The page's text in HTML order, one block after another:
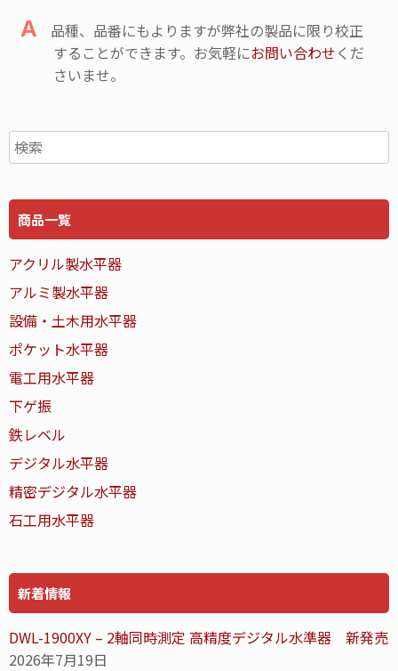
A
品種、品番にもよりますが弊社の製品に限り校正
することができます。お気軽にお問い合わせくだ
さいませ。
商品一覧
アクリル製水平器
アルミ製水平器
設備・土木用水平器
ポケット水平器
電工用水平器
下ゲ振
鉄レベル
デジタル水平器
精密デジタル水平器
石工用水平器
新着情報
DWL-1900XY – 2軸同時測定 高精度デジタル水準器 新発売
2026年7月19日